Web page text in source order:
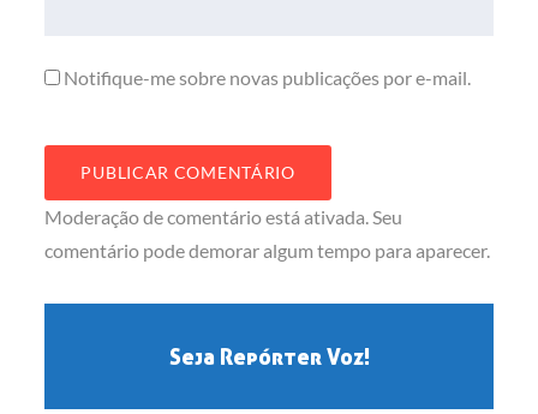
Notifique-me sobre novas publicações por e-mail.
Moderação de comentário está ativada. Seu
comentário pode demorar algum tempo para aparecer.
Seja Repórter Voz!